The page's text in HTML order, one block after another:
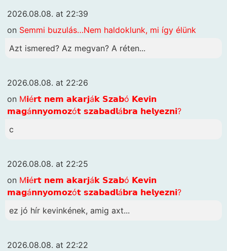
2026.08.08. at 22:39
on Semmi buzulás…Nem haldoklunk, mi így élünk
Azt ismered? Az megvan? A réten...
2026.08.08. at 22:26
on M𝗶é𝗿𝘁 𝗻𝗲𝗺 𝗮𝗸𝗮𝗿𝗷á𝗸 𝗦𝘇𝗮𝗯ó 𝗞𝗲𝘃𝗶𝗻
𝗺𝗮𝗴á𝗻𝗻𝘆𝗼𝗺𝗼𝘇ó𝘁 𝘀𝘇𝗮𝗯𝗮𝗱𝗹á𝗯𝗿𝗮 𝗵𝗲𝗹𝘆𝗲𝘇𝗻𝗶?
c
2026.08.08. at 22:25
on M𝗶é𝗿𝘁 𝗻𝗲𝗺 𝗮𝗸𝗮𝗿𝗷á𝗸 𝗦𝘇𝗮𝗯ó 𝗞𝗲𝘃𝗶𝗻
𝗺𝗮𝗴á𝗻𝗻𝘆𝗼𝗺𝗼𝘇ó𝘁 𝘀𝘇𝗮𝗯𝗮𝗱𝗹á𝗯𝗿𝗮 𝗵𝗲𝗹𝘆𝗲𝘇𝗻𝗶?
ez jó hír kevinkének, amig axt...
2026.08.08. at 22:22